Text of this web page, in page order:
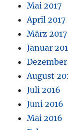
Mai 2017
April 2017
März 2017
Januar
August
Juli 2016
Juni 2016
Mai 2016